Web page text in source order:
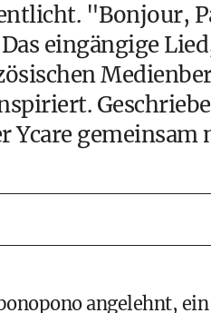
"Bonjour,
eingängige
Ycare gemeinsam
angelehnt,